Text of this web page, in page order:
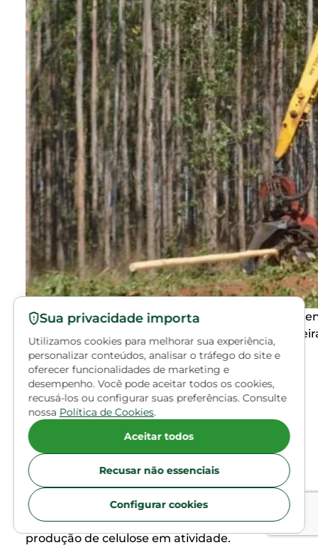
Sua privacidade importa
Utilizamos cookies para melhorar sua experiência,
personalizar conteúdos, analisar o tráfego do site e
oferecer funcionalidades de marketing e
desempenho. Você pode aceitar todos os cookies,
recusá-los ou configurar suas preferências. Consulte
nossa Política de Cookies.
Aceitar todos
Recusar não essenciais
Configurar cookies
Área agrícola das empresas de celulose é
corte, descascamento e empilhamento da
O presidente da Reflore-MS destaca que o
resultado é uma conquista coletiva.
“Diversificamos e criamos emprego. Acredito
que isso fez um ambiente muito favorável. Isso
foi feito com a união do Poder Público, dos
empresários e dos produtores. Politicamente
se criou esse ambiente favorável”, ressaltou,
completando que atualmente o estado já tem
1,2 milhão de hectares cultivados com
florestas para atender as três linhas de
produção de celulose em atividade.